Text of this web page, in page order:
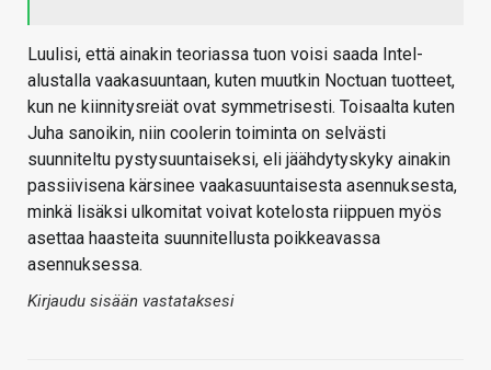
Luulisi, että ainakin teoriassa tuon voisi saada Intel-
alustalla vaakasuuntaan, kuten muutkin Noctuan tuotteet,
kun ne kiinnitysreiät ovat symmetrisesti. Toisaalta kuten
Juha sanoikin, niin coolerin toiminta on selvästi
suunniteltu pystysuuntaiseksi, eli jäähdytyskyky ainakin
passiivisena kärsinee vaakasuuntaisesta asennuksesta,
minkä lisäksi ulkomitat voivat kotelosta riippuen myös
asettaa haasteita suunnitellusta poikkeavassa
asennuksessa.
Kirjaudu sisään vastataksesi